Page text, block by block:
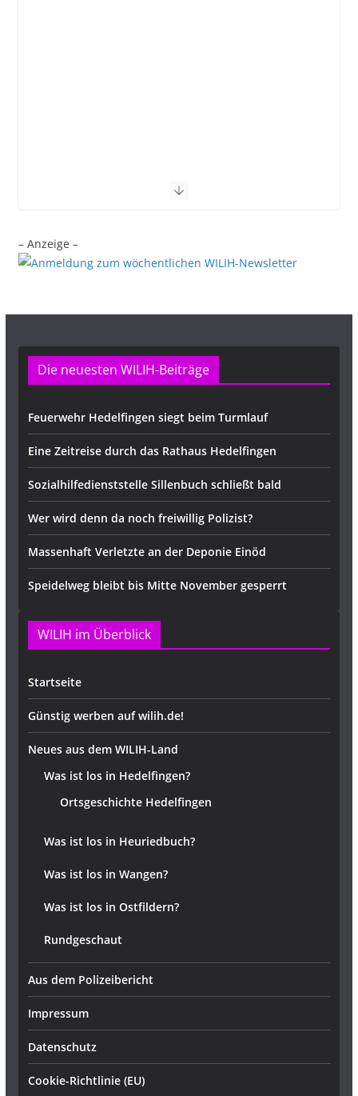
– Anzeige –
Die neuesten WILIH-Beiträge
Feuerwehr Hedelfingen siegt beim Turmlauf
Eine Zeitreise durch das Rathaus Hedelfingen
Sozialhilfedienststelle Sillenbuch schließt bald
Wer wird denn da noch freiwillig Polizist?
Massenhaft Verletzte an der Deponie Einöd
Speidelweg bleibt bis Mitte November gesperrt
WILIH im Überblick
Startseite
Günstig werben auf wilih.de!
Neues aus dem WILIH-Land
Was ist los in Hedelfingen?
Ortsgeschichte Hedelfingen
Was ist los in Heuriedbuch?
Was ist los in Wangen?
Was ist los in Ostfildern?
Rundgeschaut
Aus dem Polizeibericht
Impressum
Datenschutz
Cookie-Richtlinie (EU)